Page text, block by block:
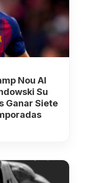
Nou Al
Su
Ganar Siete